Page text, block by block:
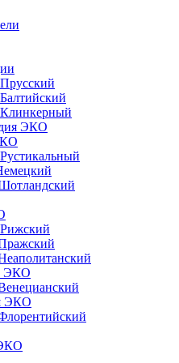
ЭКО
ЭКО
ЭКО